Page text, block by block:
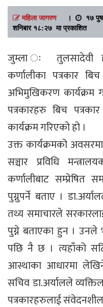
महिला जागरण।
१७
शनिबार १८:२७ मा प्रकाशित
जुम्ला ः तुलसादेवी
कर्णालीका पत्रकार
अभिमुखिकरण कार्यक्रम
पत्रकारहरु बिच
कार्यक्रम गरिएको हो ।
उक्त कार्यक्रमको
सञ्चार प्रविधि
कर्णालीबाट सम्प्रेषित
पुग्नुपर्ने बताए ।
तथ्य समाचारले
पुग्ने बताएका हुन । उनले
पछि नै छ । त्यहाँको
आस्थाका आधारमा
सचिव डा.अर्यालले
पत्रकारहरुलाई